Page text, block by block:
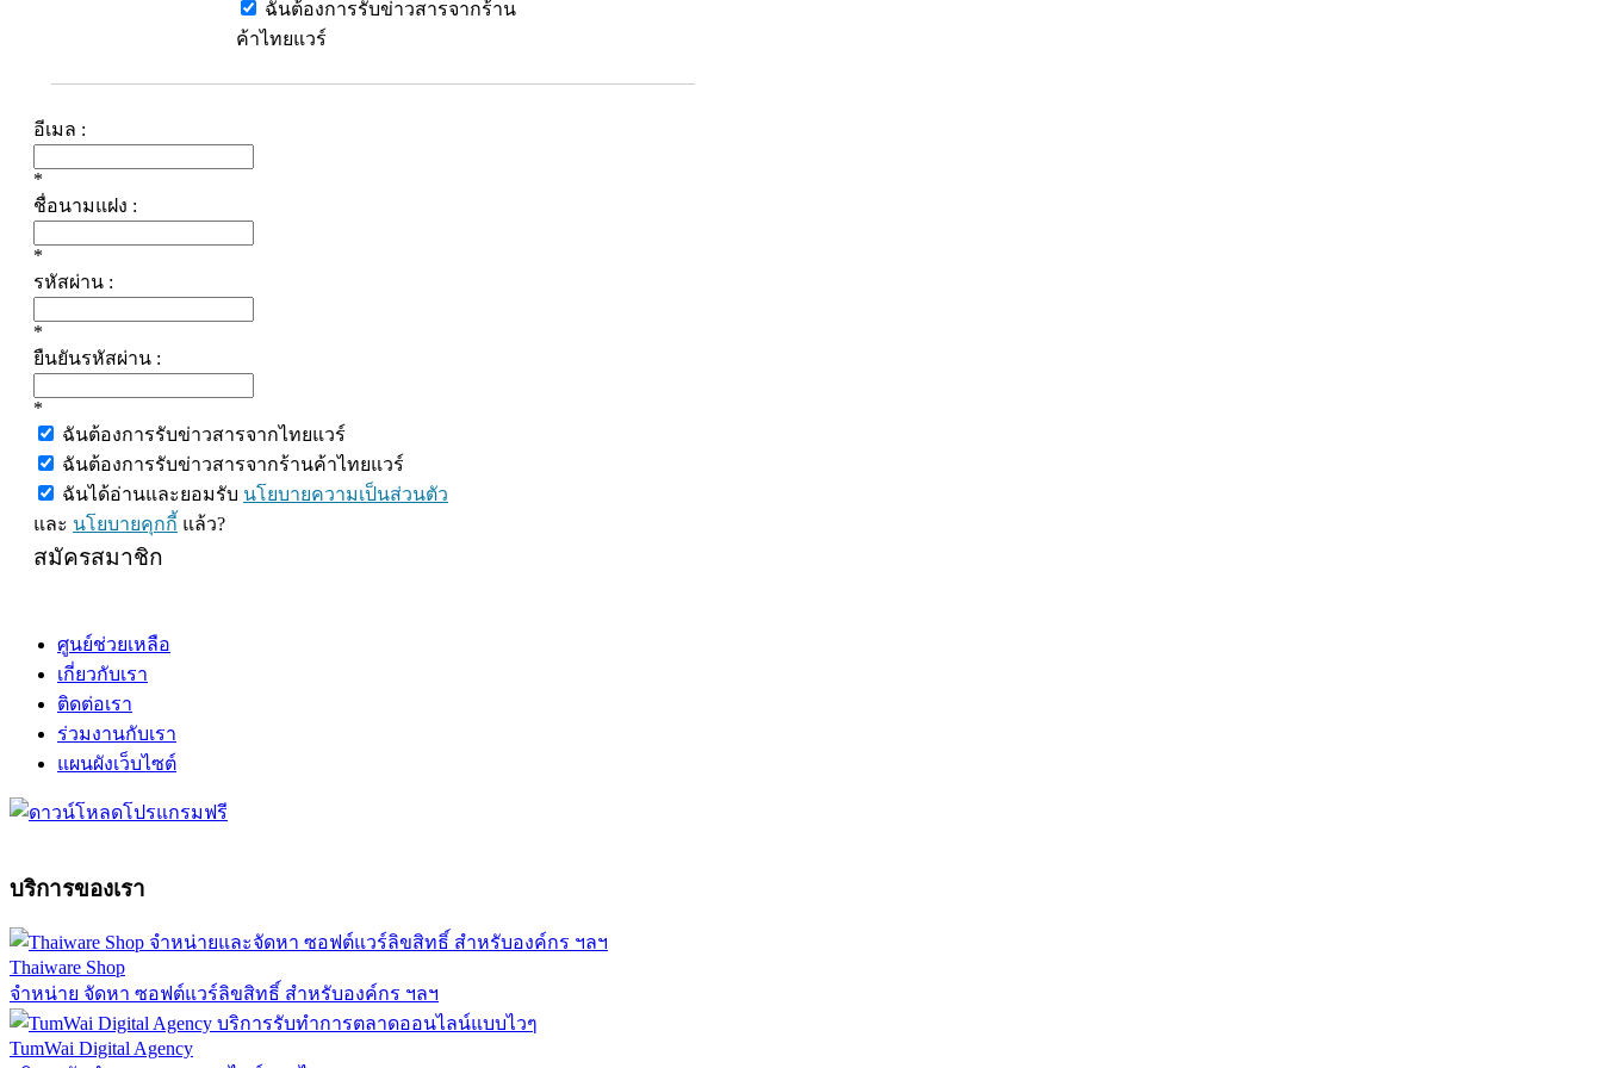
ฉันต้องการรับข่าวสารจากร้าน
ค้าไทยแวร์
อีเมล :
*
ชื่อนามแฝง :
*
รหัสผ่าน :
*
ยืนยันรหัสผ่าน :
*
ฉันต้องการรับข่าวสารจากไทยแวร์
ฉันต้องการรับข่าวสารจากร้านค้าไทยแวร์
ฉันได้อ่านและยอมรับ นโยบายความเป็นส่วนตัว
และ นโยบายคุกกี้ แล้ว?
สมัครสมาชิก
ศูนย์ช่วยเหลือ
เกี่ยวกับเรา
ติดต่อเรา
ร่วมงานกับเรา
แผนผังเว็บไซต์
บริการของเรา
Thaiware Shop
จำหน่าย จัดหา ซอฟต์แวร์ลิขสิทธิ์ สำหรับองค์กร ฯลฯ
TumWai Digital Agency